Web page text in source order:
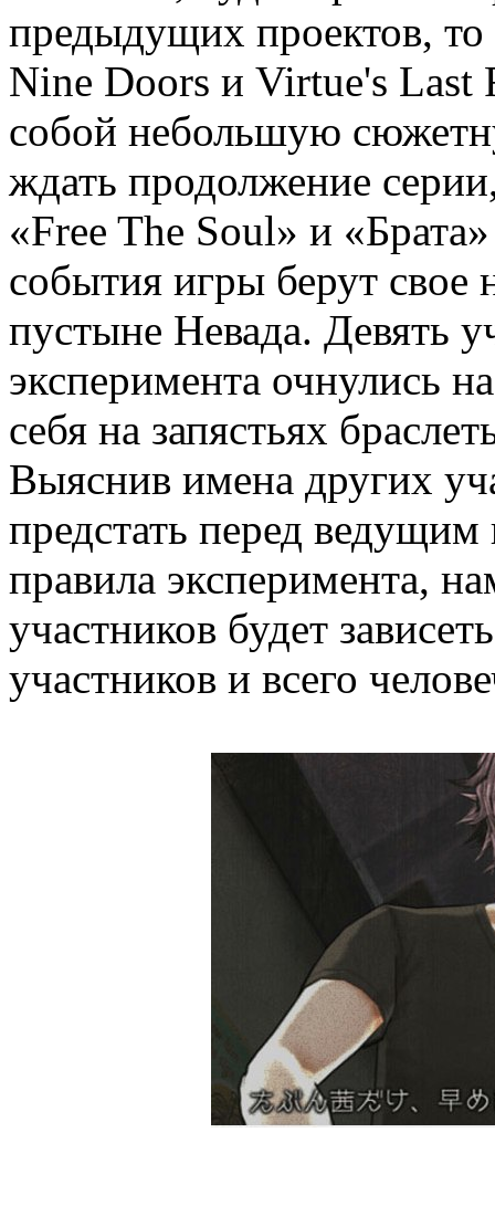
предыдущих проектов,
Nine Doors и Virtue's Last
собой небольшую
ждать продолжение
«Free The Soul» и
события игры берут свое
пустыне Невада. Девять
эксперимента очнулись
себя на запястьях
Выяснив имена других
предстать перед
правила эксперимента,
участников будет
участников и всего